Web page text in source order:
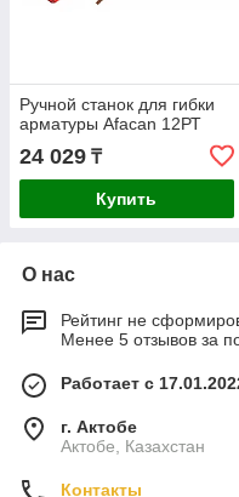
Ручной станок для гибки
арматуры Afacan 12РТ
24 029 ₸
Купить
О нас
Рейтинг не
Менее 5 отзывов за
Работает с
г. Актобе
Актобе, Казахстан
Контакты